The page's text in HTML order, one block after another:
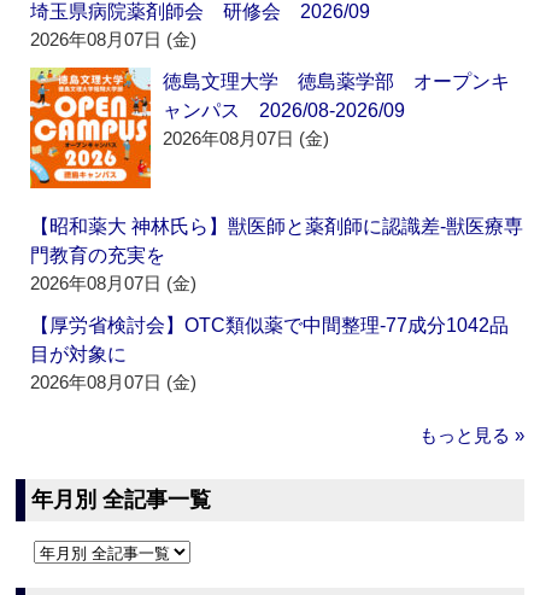
埼玉県病院薬剤師会 研修会 2026/09
2026年08月07日 (金)
徳島文理大学 徳島薬学部 オープンキ
ャンパス 2026/08-2026/09
2026年08月07日 (金)
【昭和薬大 神林氏ら】獣医師と薬剤師に認識差‐獣医療専
門教育の充実を
2026年08月07日 (金)
【厚労省検討会】OTC類似薬で中間整理‐77成分1042品
目が対象に
2026年08月07日 (金)
もっと見る »
年月別 全記事一覧